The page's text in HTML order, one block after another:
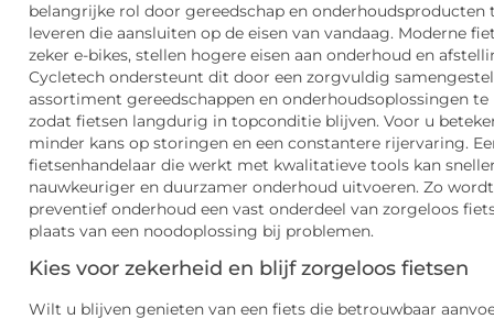
belangrijke rol door gereedschap en onderhoudsproducten
leveren die aansluiten op de eisen van vandaag. Moderne
zeker e-bikes, stellen hogere eisen aan onderhoud en
Cycletech ondersteunt dit door een zorgvuldig
assortiment gereedschappen en onderhoudsoplossingen te
zodat fietsen langdurig in topconditie blijven. Voor u
minder kans op storingen en een constantere rijervaring.
fietsenhandelaar die werkt met kwalitatieve tools kan
nauwkeuriger en duurzamer onderhoud uitvoeren. Zo wordt
preventief onderhoud een vast onderdeel van zorgeloos
plaats van een noodoplossing bij problemen.
Kies voor zekerheid en blijf zorgeloos fietsen
Wilt u blijven genieten van een fiets die betrouwbaar